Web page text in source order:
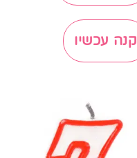
קנה עכשיו